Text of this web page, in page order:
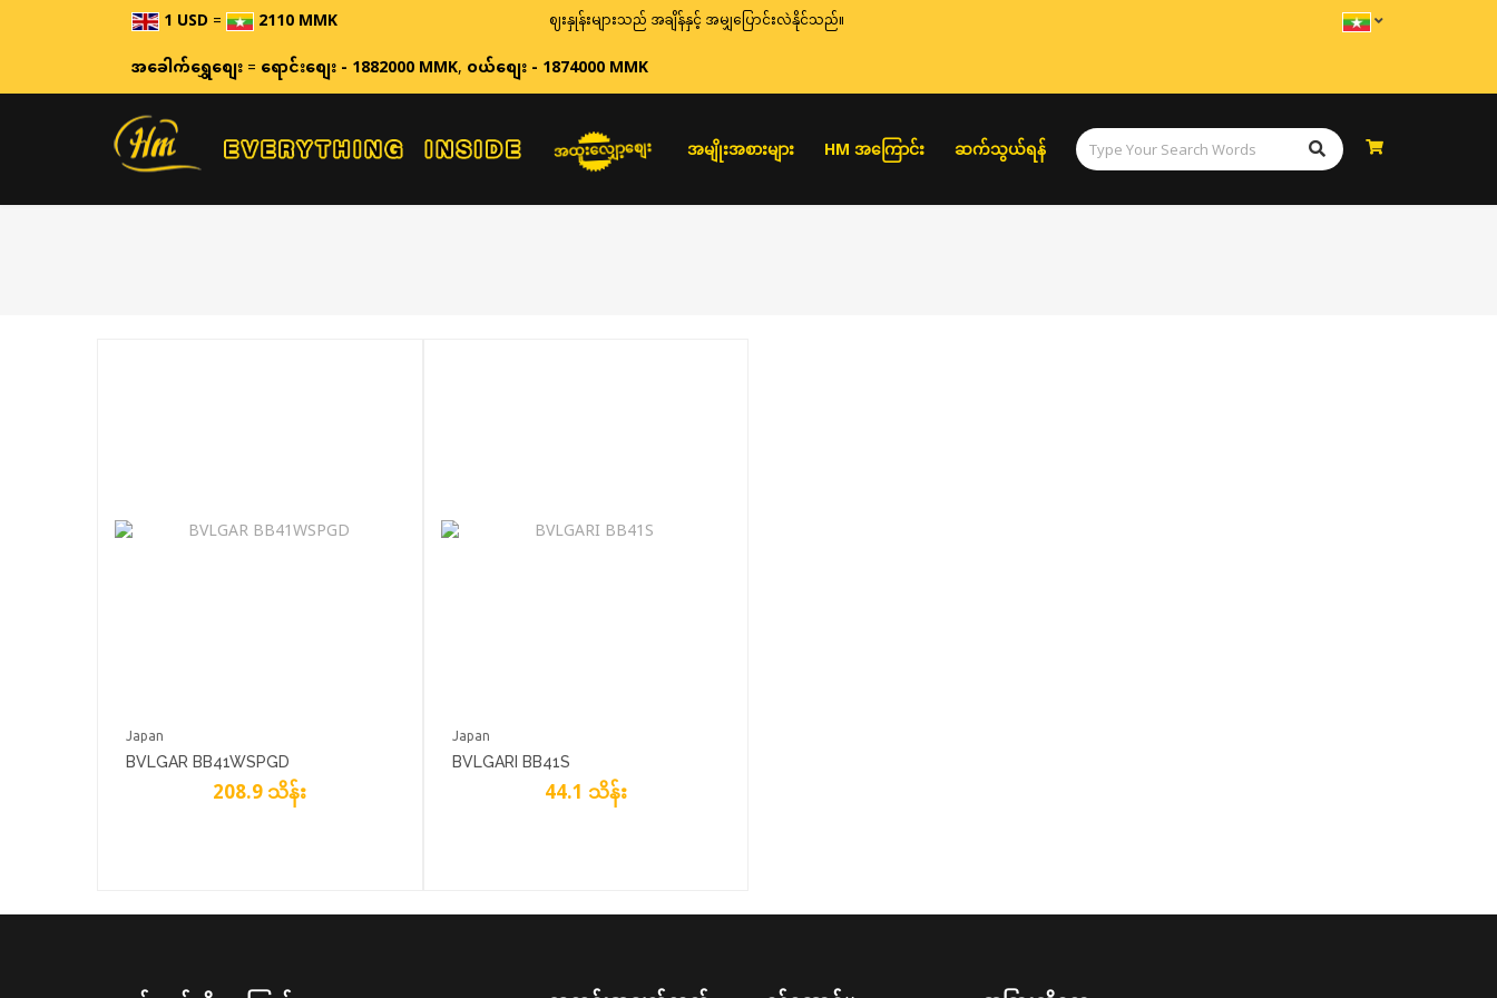
1 USD= 2110 MMK ဈေးနှုန်းများသည် အချိန်နှင့် အမျှပြောင်းလဲနိုင်သည်။
အခေါက်ရွှေစျေး=ရောင်းစျေး - 1882000 MMK,ဝယ်စျေး - 1874000 MMK
အထူးလျှော့စျေး အမျိုးအစားများ HM အကြောင်း ဆက်သွယ်ရန်
Japan
BVLGAR BB41WSPGD
208.9 သိန်း
Japan
BVLGARI BB41S
44.1 သိန်း